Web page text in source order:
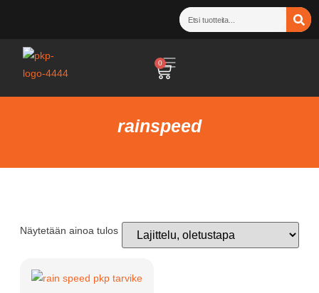
0
rainspeed
Näytetään ainoa tulos